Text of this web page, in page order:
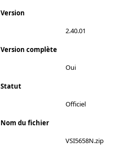
Version
2.40.01
Version complète
Oui
Statut
Officiel
Nom du fichier
VSI5658N.zip